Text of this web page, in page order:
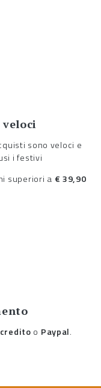
sono veloci e
i festivi
superiori a € 39,90
o Paypal.